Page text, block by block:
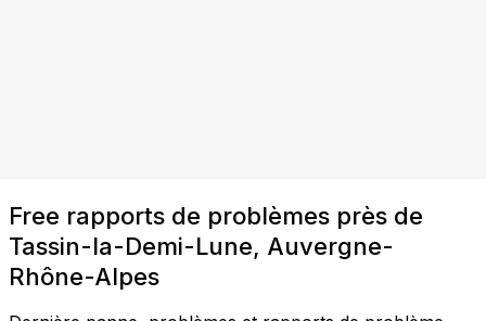
Free rapports de problèmes près de
Tassin-la-Demi-Lune, Auvergne-
Rhône-Alpes